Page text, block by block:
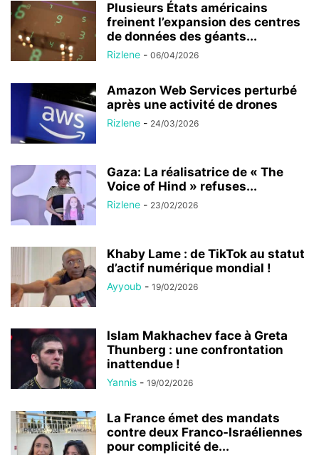
Plusieurs États américains
freinent l’expansion des centres
de données des géants...
Rizlene - 06/04/2026
Amazon Web Services perturbé
après une activité de drones
Rizlene - 24/03/2026
Gaza: La réalisatrice de « The
Voice of Hind » refuses...
Rizlene - 23/02/2026
Khaby Lame : de TikTok au statut
d’actif numérique mondial !
Ayyoub - 19/02/2026
Islam Makhachev face à Greta
Thunberg : une confrontation
inattendue !
Yannis - 19/02/2026
La France émet des mandats
contre deux Franco-Israéliennes
pour complicité de...